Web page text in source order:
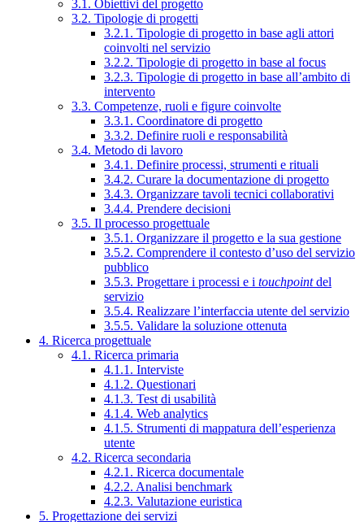
3.1. Obiettivi del progetto
3.2. Tipologie di progetti
3.2.1. Tipologie di progetto in base agli attori
coinvolti nel servizio
3.2.2. Tipologie di progetto in base al focus
3.2.3. Tipologie di progetto in base all’ambito di
intervento
3.3. Competenze, ruoli e figure coinvolte
3.3.1. Coordinatore di progetto
3.3.2. Definire ruoli e responsabilità
3.4. Metodo di lavoro
3.4.1. Definire processi, strumenti e rituali
3.4.2. Curare la documentazione di progetto
3.4.3. Organizzare tavoli tecnici collaborativi
3.4.4. Prendere decisioni
3.5. Il processo progettuale
3.5.1. Organizzare il progetto e la sua gestione
3.5.2. Comprendere il contesto d’uso del servizio
pubblico
3.5.3. Progettare i processi e i touchpointdel
servizio
3.5.4. Realizzare l’interfaccia utente del servizio
3.5.5. Validare la soluzione ottenuta
4. Ricerca progettuale
4.1. Ricerca primaria
4.1.1. Interviste
4.1.2. Questionari
4.1.3. Test di usabilità
4.1.4. Web analytics
4.1.5. Strumenti di mappatura dell’esperienza
utente
4.2. Ricerca secondaria
4.2.1. Ricerca documentale
4.2.2. Analisi benchmark
4.2.3. Valutazione euristica
5. Progettazione dei servizi